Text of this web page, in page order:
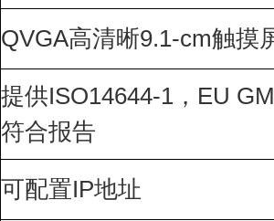
QVGA高清晰9.1-cm触摸
提供ISO14644-1，EU
符合报告
可配置IP地址